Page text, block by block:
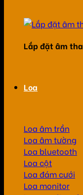
Lắp đặt âm
Loa
Loa âm trần
Loa âm tường
Loa bluetooth
Loa cột
Loa đám cưới
Loa monitor